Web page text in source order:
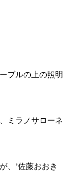
ブルの上の照明
ミラノサローネ
、’佐藤おおき